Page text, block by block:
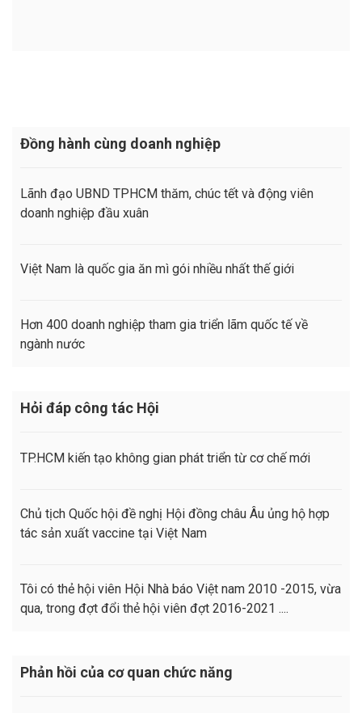
Đồng hành cùng doanh nghiệp
Lãnh đạo UBND TPHCM thăm, chúc tết và động viên
doanh nghiệp đầu xuân
Việt Nam là quốc gia ăn mì gói nhiều nhất thế giới
Hơn 400 doanh nghiệp tham gia triển lãm quốc tế về
ngành nước
Hỏi đáp công tác Hội
TP.HCM kiến tạo không gian phát triển từ cơ chế mới
Chủ tịch Quốc hội đề nghị Hội đồng châu Âu ủng hộ hợp
tác sản xuất vaccine tại Việt Nam
Tôi có thẻ hội viên Hội Nhà báo Việt nam 2010 -2015, vừa
qua, trong đợt đổi thẻ hội viên đợt 2016-2021 ....
Phản hồi của cơ quan chức năng